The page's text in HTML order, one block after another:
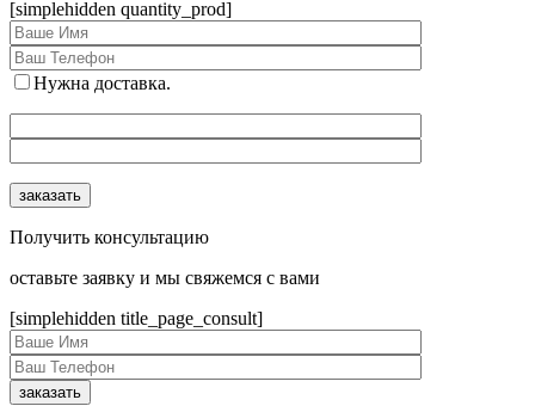
[simplehidden quantity_prod]
Нужна доставка.
Получить консультацию
оcтавьте заявку и мы свяжемся с вами
[simplehidden title_page_consult]